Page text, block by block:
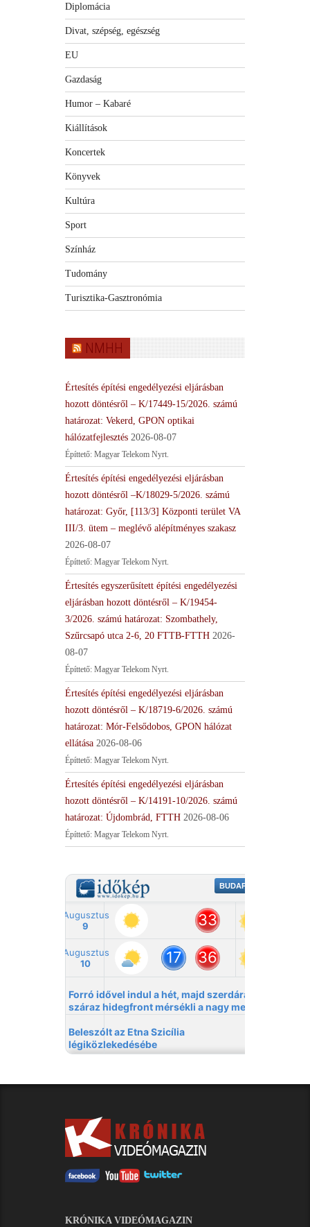
Diplomácia
Divat, szépség, egészség
EU
Gazdaság
Humor – Kabaré
Kiállítások
Koncertek
Könyvek
Kultúra
Sport
Színház
Tudomány
Turisztika-Gasztronómia
NMHH
Értesítés építési engedélyezési eljárásban
hozott döntésről – K/17449-15/2026. számú
határozat: Vekerd, GPON optikai
hálózatfejlesztés 2026-08-07
Építtető: Magyar Telekom Nyrt.
Értesítés építési engedélyezési eljárásban
hozott döntésről –K/18029-5/2026. számú
határozat: Győr, [113/3] Központi terület VA
III/3. ütem – meglévő alépítményes szakasz
2026-08-07
Építtető: Magyar Telekom Nyrt.
Értesítés egyszerűsített építési engedélyezési
eljárásban hozott döntésről – K/19454-
3/2026. számú határozat: Szombathely,
Szűrcsapó utca 2-6, 20 FTTB-FTTH 2026-
08-07
Építtető: Magyar Telekom Nyrt.
Értesítés építési engedélyezési eljárásban
hozott döntésről – K/18719-6/2026. számú
határozat: Mór-Felsődobos, GPON hálózat
ellátása 2026-08-06
Építtető: Magyar Telekom Nyrt.
Értesítés építési engedélyezési eljárásban
hozott döntésről – K/14191-10/2026. számú
határozat: Újdombrád, FTTH 2026-08-06
Építtető: Magyar Telekom Nyrt.
KRÓNIKA VIDEÓMAGAZIN